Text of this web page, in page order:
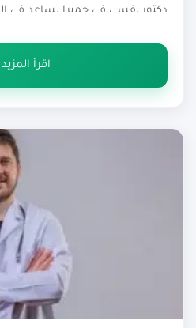
دكتور نفسي في جميرا يساعد في
توازن نفسي أكثر ثباتًا. لذلك قد يكون
اقرأ